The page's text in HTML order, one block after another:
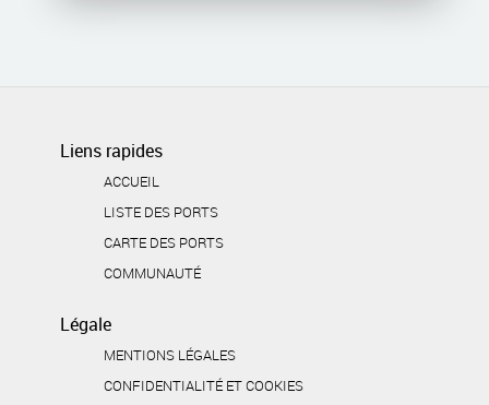
Liens rapides
ACCUEIL
LISTE DES PORTS
CARTE DES PORTS
COMMUNAUTÉ
Légale
MENTIONS LÉGALES
CONFIDENTIALITÉ ET COOKIES